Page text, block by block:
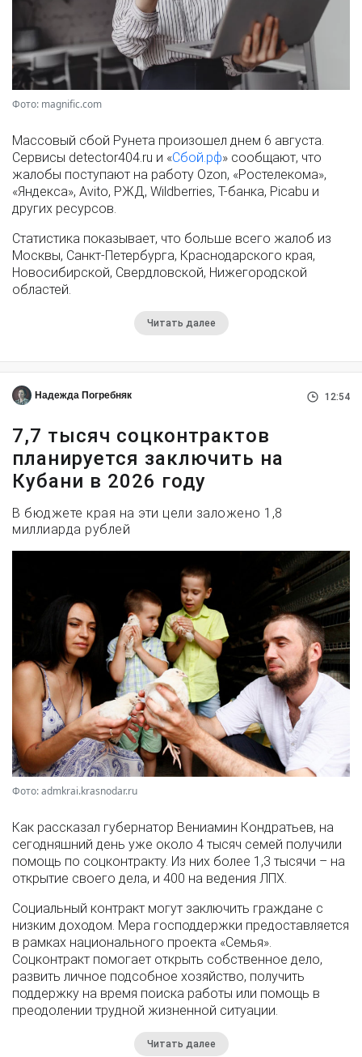
Фото: magnific.com
Массовый сбой Рунета произошел днем 6 августа.
Сервисы detector404.ru и «Сбой.рф» сообщают, что
жалобы поступают на работу Ozon, «Ростелекома»,
«Яндекса», Avito, РЖД, Wildberries, Т-банка, Picabu и
других ресурсов.
Статистика показывает, что больше всего жалоб из
Москвы, Санкт-Петербурга, Краснодарского края,
Новосибирской, Свердловской, Нижегородской
областей.
Читать далее
Надежда Погребняк 12:54
7,7 тысяч соцконтрактов
планируется заключить на
Кубани в 2026 году
В бюджете края на эти цели заложено 1,8
миллиарда рублей
Фото: admkrai.krasnodar.ru
Как рассказал губернатор Вениамин Кондратьев, на
сегодняшний день уже около 4 тысяч семей получили
помощь по соцконтракту. Из них более 1,3 тысячи – на
открытие своего дела, и 400 на ведения ЛПХ.
Социальный контракт могут заключить граждане с
низким доходом. Мера господдержки предоставляется
в рамках национального проекта «Семья».
Соцконтракт помогает открыть собственное дело,
развить личное подсобное хозяйство, получить
поддержку на время поиска работы или помощь в
преодолении трудной жизненной ситуации.
Читать далее